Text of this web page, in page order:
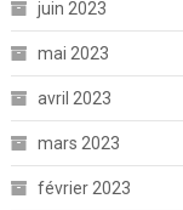
juin 2023
mai 2023
avril 2023
mars 2023
février 2023